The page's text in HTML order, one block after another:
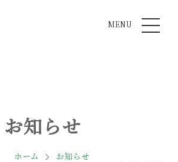
MENU
お知らせ
ホーム
お知らせ